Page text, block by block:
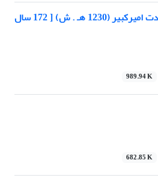
بیستم د ی‌ماه سالروز شهادت امیرکبیر (1230 هـ . ش) [ 172 سال
989.94 K
682.85 K